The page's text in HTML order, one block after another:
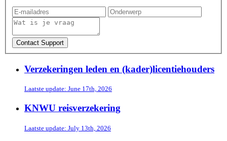
Verzekeringen leden en (kader)licentiehouders
Laatste update: June 17th, 2026
KNWU reisverzekering
Laatste update: July 13th, 2026